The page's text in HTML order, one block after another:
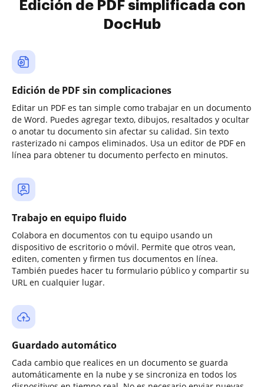
Edición de PDF simplificada con
DocHub
Edición de PDF sin complicaciones
Editar un PDF es tan simple como trabajar en un documento
de Word. Puedes agregar texto, dibujos, resaltados y ocultar
o anotar tu documento sin afectar su calidad. Sin texto
rasterizado ni campos eliminados. Usa un editor de PDF en
línea para obtener tu documento perfecto en minutos.
Trabajo en equipo fluido
Colabora en documentos con tu equipo usando un
dispositivo de escritorio o móvil. Permite que otros vean,
editen, comenten y firmen tus documentos en línea.
También puedes hacer tu formulario público y compartir su
URL en cualquier lugar.
Guardado automático
Cada cambio que realices en un documento se guarda
automáticamente en la nube y se sincroniza en todos los